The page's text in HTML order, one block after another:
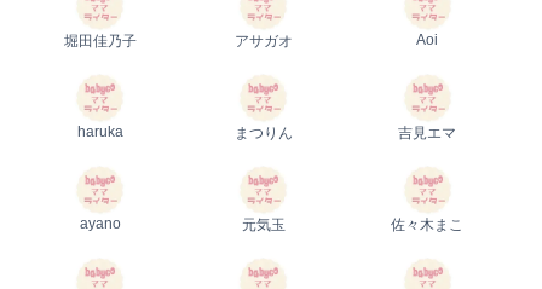
堀田佳乃子 アサガオ Aoi
haruka まつりん 吉見エマ
ayano 元気玉 佐々木まこ